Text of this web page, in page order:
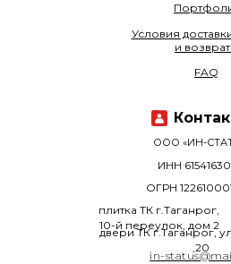
ООО «ИН-
плитка ТК г.Таганрог,
10-й переулок, дом 2
двери ТК г.Таганрог,
,20
ОГРН
ИНН
Условия
и
FAQ
in-